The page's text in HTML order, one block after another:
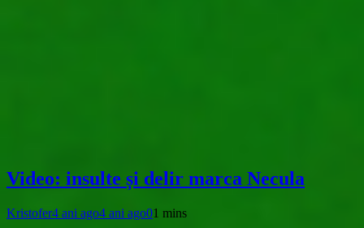
Video: insulte și delir marca Necula
Kristofer4 ani ago4 ani ago01 mins